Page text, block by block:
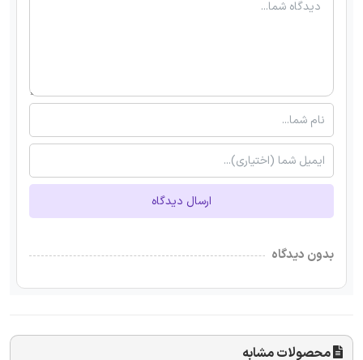
ارسال دیدگاه
بدون دیدگاه
محصولات مشابه